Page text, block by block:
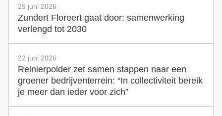
29 juni 2026
Zundert Floreert gaat door: samenwerking
verlengd tot 2030
22 juni 2026
Reinierpolder zet samen stappen naar een
groener bedrijventerrein: “In collectiviteit bereik
je meer dan ieder voor zich”